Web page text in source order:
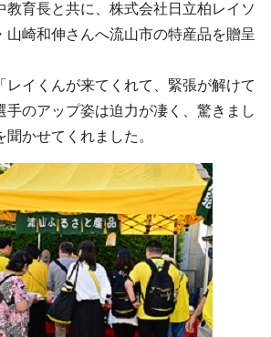
教育長と共に、株式会社日立柏レイソ
山崎和伸さんへ流山市の特産品を贈呈
イくんが来てくれて、緊張が解けて
手のアップ姿は迫力が凄く、驚きまし
かせてくれました。